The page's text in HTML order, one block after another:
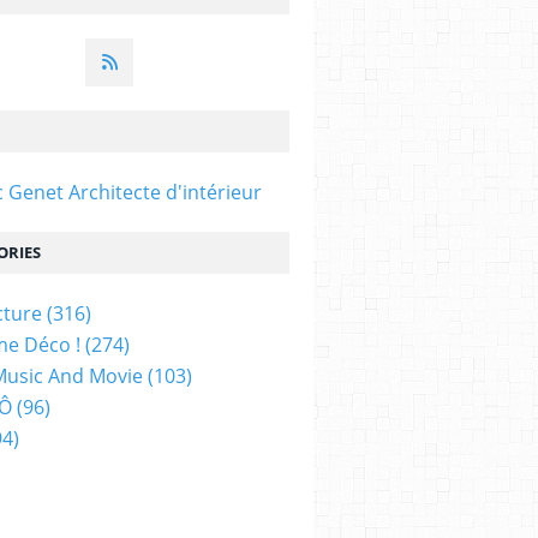
Genet Architecte d'intérieur
(316)
Déco ! (274)
And Movie(103)
(96)